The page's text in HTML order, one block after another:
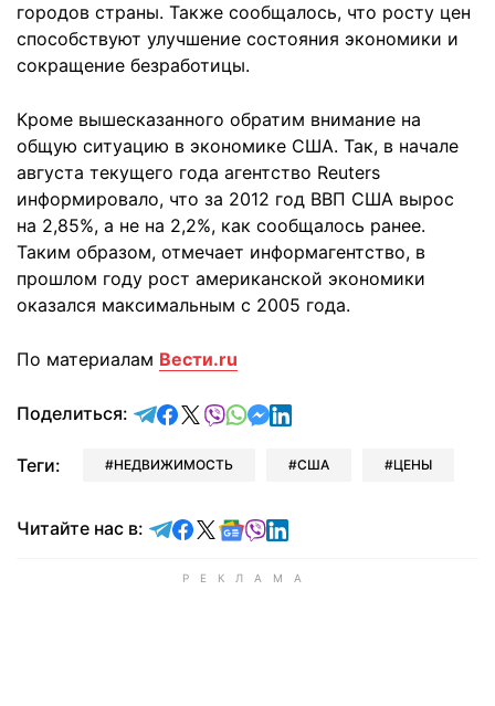
городов страны. Также сообщалось, что росту цен
способствуют улучшение состояния экономики и
сокращение безработицы.
Кроме вышесказанного обратим внимание на
общую ситуацию в экономике США. Так, в начале
августа текущего года агентство Reuters
информировало, что за 2012 год ВВП США вырос
на 2,85%, а не на 2,2%, как сообщалось ранее.
Таким образом, отмечает информагентство, в
прошлом году рост американской экономики
оказался максимальным с 2005 года.
По материалам Вести.ru
Поделиться: отправить в Telegram
поделиться в Facebook
поделиться в X
отправить в Viber
отправить в Whatsapp
отправить в Messenger
отправить в LinkedIn
Теги: НЕДВИЖИМОСТЬ США ЦЕНЫ
Читайте нас в: Читайте в Telegram
Читайте в Facebook
Читайте в X
Читайте в Google news
Читайте в Viber
Читайте в LinkedIn